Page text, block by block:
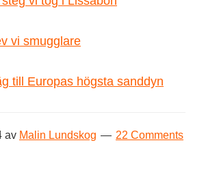
vi smugglare
till Europas högsta sanddyn
av Malin Lundskog 22 Comments